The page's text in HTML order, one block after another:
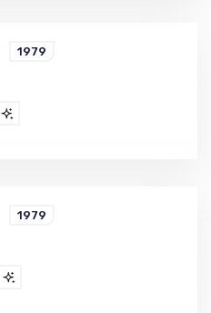
1979
1979